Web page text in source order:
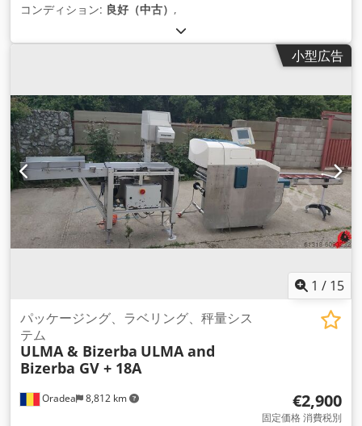
コンディション: 良好（中古） ,
小型広告
1 / 15
Oradea 8,812 km
パッケージング、ラベリング、秤量シス
テム
ULMA & Bizerba ULMA and
Bizerba GV + 18A
€2,900
固定価格 消費税別